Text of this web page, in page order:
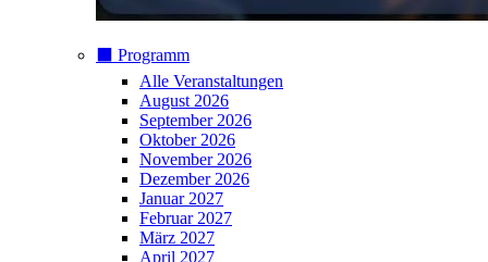
⬛️ Programm
Alle Veranstaltungen
August 2026
September 2026
Oktober 2026
November 2026
Dezember 2026
Januar 2027
Februar 2027
März 2027
April 2027